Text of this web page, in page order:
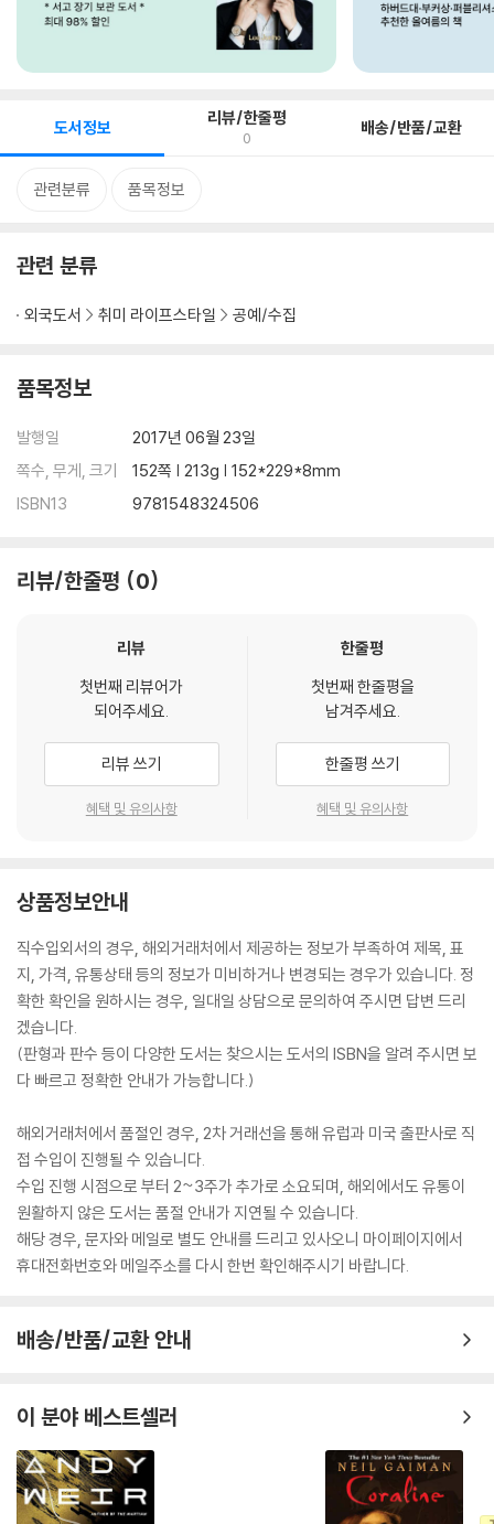
도서정보 리뷰/한줄평
0 배송/반품/교환
관련분류 품목정보
관련 분류
외국도서 취미 라이프스타일 공예/수집
품목정보
발행일
2017년 06월 23일
쪽수, 무게, 크기
152쪽 | 213g | 152*229*8mm
ISBN13
9781548324506
리뷰/한줄평 0
리뷰
첫번째 리뷰어가
되어주세요.
리뷰 쓰기
혜택 및 유의사항
한줄평
첫번째 한줄평을
남겨주세요.
한줄평 쓰기
혜택 및 유의사항
상품정보안내
직수입외서의 경우, 해외거래처에서 제공하는 정보가 부족하여 제목, 표
지, 가격, 유통상태 등의 정보가 미비하거나 변경되는 경우가 있습니다. 정
확한 확인을 원하시는 경우, 일대일 상담으로 문의하여 주시면 답변 드리
겠습니다.
(판형과 판수 등이 다양한 도서는 찾으시는 도서의 ISBN을 알려 주시면 보
다 빠르고 정확한 안내가 가능합니다.)
해외거래처에서 품절인 경우, 2차 거래선을 통해 유럽과 미국 출판사로 직
접 수입이 진행될 수 있습니다.
수입 진행 시점으로 부터 2~3주가 추가로 소요되며, 해외에서도 유통이
원활하지 않은 도서는 품절 안내가 지연될 수 있습니다.
해당 경우, 문자와 메일로 별도 안내를 드리고 있사오니 마이페이지에서
휴대전화번호와 메일주소를 다시 한번 확인해주시기 바랍니다.
배송/반품/교환 안내
이 분야 베스트셀러